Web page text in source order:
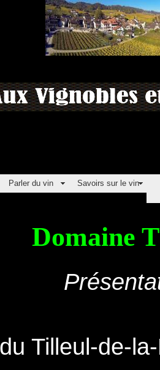
Parler du vin Savoirs sur le vin
Domaine
Tilleul-de-